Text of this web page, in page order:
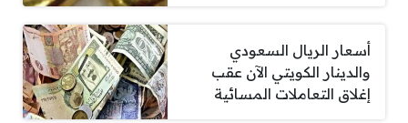
أسعار الريال السعودي
والدينار الكويتي الآن عقب
إغلاق التعاملات المسائية